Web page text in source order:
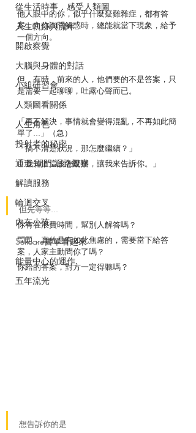
從生活時事．感受人類圖
人生軌跡與流年
開啟察覺
大腦與身體的對話
小組研習會
人類圖看關係
人生角色
投射者的秘密
通道.閘門.迴路觀察
解讀服務
輪迴交叉
內在小孩
Selfcare書單看起來
能量中心的運作
五年流光
他人眼中的你，似乎什麼疑難雜症，都有答
案，向你詢問解惑時，總能就當下現象，給予
一個方向。
但，有時，前來的人，他們要的不是答案，只
是需要一起聊聊，吐露心聲而已。
「再不解決，事情就會變得混亂，不再如此簡
單了...」（急）
「搞不清楚狀況，那怎麼繼續？」
「我知道這該怎麼辦，讓我來告訴你。」
但先等等...
你有在浪費時間，幫別人解答嗎？
問題，真的是有如此焦慮的，需要當下給答
案，人家主動問你了嗎？
你給的答案，對方一定得聽嗎？
想告訴你的是